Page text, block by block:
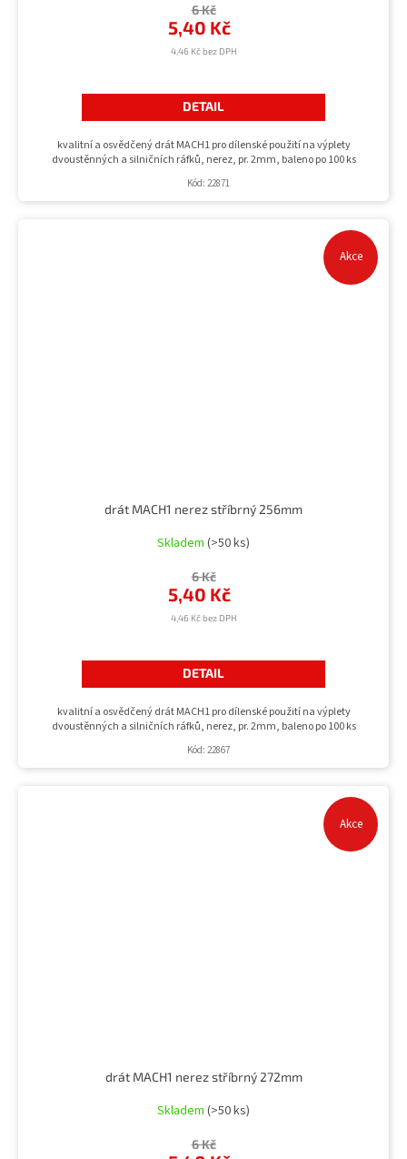
4,46 Kč bez DPH
5,40 Kč
6 Kč
DETAIL
kvalitní a osvědčený drát MACH1 pro dílenské použití na výplety
dvoustěnných a silničních ráfků, nerez, pr. 2mm, baleno po 100 ks
Kód: 22871
Akce
drát MACH1 nerez stříbrný 256mm
Skladem (>50 ks)
4,46 Kč bez DPH
5,40 Kč
6 Kč
DETAIL
kvalitní a osvědčený drát MACH1 pro dílenské použití na výplety
dvoustěnných a silničních ráfků, nerez, pr. 2mm, baleno po 100 ks
Kód: 22867
Akce
drát MACH1 nerez stříbrný 272mm
Skladem (>50 ks)
6 Kč